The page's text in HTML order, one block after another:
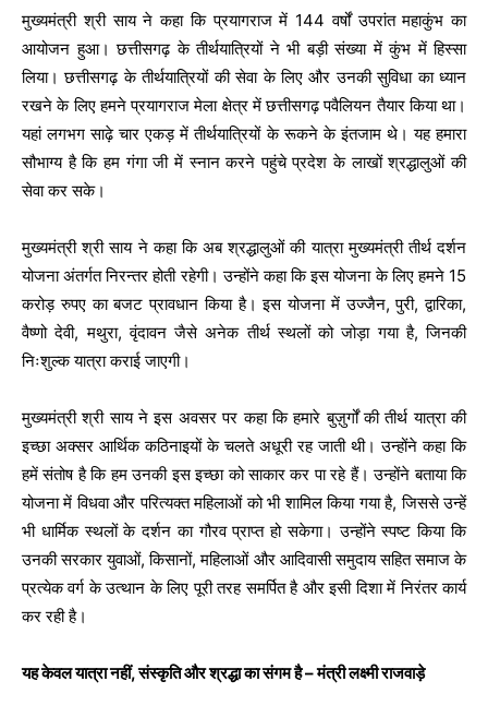
मुख्यमंत्री श्री साय ने कहा कि प्रयागराज में 144 वर्षों उपरांत महाकुंभ का
आयोजन हुआ। छत्तीसगढ़ के तीर्थयात्रियों ने भी बड़ी संख्या में कुंभ में हिस्सा
लिया। छत्तीसगढ़ के तीर्थयात्रियों की सेवा के लिए और उनकी सुविधा का ध्यान
रखने के लिए हमने प्रयागराज मेला क्षेत्र में छत्तीसगढ़ पवैलियन तैयार किया था।
यहां लगभग साढ़े चार एकड़ में तीर्थयात्रियों के रूकने के इंतजाम थे। यह हमारा
सौभाग्य है कि हम गंगा जी में स्नान करने पहुंचे प्रदेश के लाखों श्रद्धालुओं की
सेवा कर सके।
मुख्यमंत्री श्री साय ने कहा कि अब श्रद्धालुओं की यात्रा मुख्यमंत्री तीर्थ दर्शन
योजना अंतर्गत निरन्तर होती रहेगी। उन्होंने कहा कि इस योजना के लिए हमने 15
करोड़ रुपए का बजट प्रावधान किया है। इस योजना में उज्जैन, पुरी, द्वारिका,
वैष्णो देवी, मथुरा, वृंदावन जैसे अनेक तीर्थ स्थलों को जोड़ा गया है, जिनकी
निःशुल्क यात्रा कराई जाएगी।
मुख्यमंत्री श्री साय ने इस अवसर पर कहा कि हमारे बुज़ुर्गों की तीर्थ यात्रा की
इच्छा अक्सर आर्थिक कठिनाइयों के चलते अधूरी रह जाती थी। उन्होंने कहा कि
हमें संतोष है कि हम उनकी इस इच्छा को साकार कर पा रहे हैं। उन्होंने बताया कि
योजना में विधवा और परित्यक्त महिलाओं को भी शामिल किया गया है, जिससे उन्हें
भी धार्मिक स्थलों के दर्शन का गौरव प्राप्त हो सकेगा। उन्होंने स्पष्ट किया कि
उनकी सरकार युवाओं, किसानों, महिलाओं और आदिवासी समुदाय सहित समाज के
प्रत्येक वर्ग के उत्थान के लिए पूरी तरह समर्पित है और इसी दिशा में निरंतर कार्य
कर रही है।
यह केवल यात्रा नहीं, संस्कृति और श्रद्धा का संगम है – मंत्री लक्ष्मी राजवाड़े